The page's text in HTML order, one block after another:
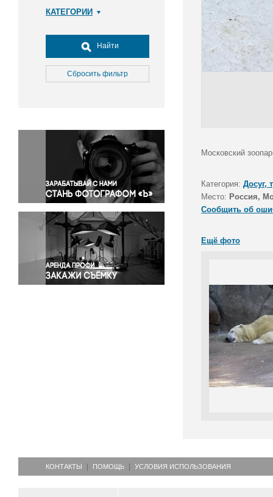
КАТЕГОРИИ
Досуг, туризм и отдых
Культура
Медицина
Окружающая среда
Политика
Правосудие
Происшествия и конфликты
Религия
Светская жизнь
Спорт
Экология
Экономика и бизнес
Найти
Сбросить фильтр
Московский
Категория: Досуг,
Место: Россия,
Сообщить об
Ещё фото
КОНТАКТЫ ПОМОЩЬ УСЛОВИЯ ИСПОЛЬЗОВАНИЯ